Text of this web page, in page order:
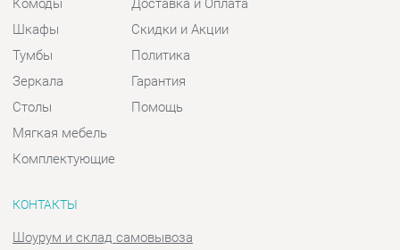
Мягкая мебель
Комплектующие
КОНТАКТЫ
Шоурум и склад самовывоза
Адрес: г. Екатеринбург, пер.
Базовый, 47
Часы работы:
Пн - Пт:10:00 - 18:00 (GMT+5)